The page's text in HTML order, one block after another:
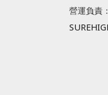
營運負責